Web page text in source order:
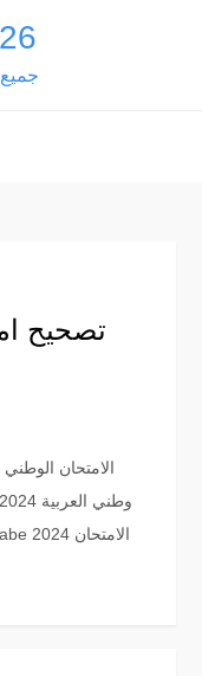
تصحيح